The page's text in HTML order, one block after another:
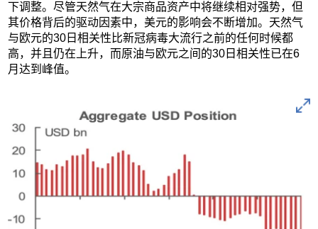
下调整。尽管天然气在大宗商品资产中将继续相对强势，但
其价格背后的驱动因素中，美元的影响会不断增加。天然气
与欧元的30日相关性比新冠病毒大流行之前的任何时候都
高，并且仍在上升，而原油与欧元之间的30日相关性已在6
月达到峰值。